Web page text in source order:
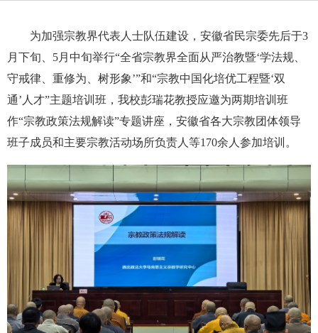
为加强宗教界代表人士队伍建设，安徽省民宗委先后于3
月下旬、5月中旬举行“全省宗教界全面从严治教暨‘学法规、
守戒律、重修为、树形象’”和“宗教中国化培优工程暨‘双
通’人才”主题培训班，我校彭瑞花教授应邀为两期培训班
作“宗教政策法规解读”专题讲座，安徽省各大宗教团体领导
班子成员和主要宗教活动场所负责人等170余人参加培训。